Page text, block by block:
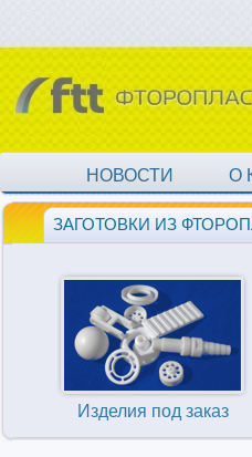
НОВОСТИ О
ЗАГОТОВКИ ИЗ
Изделия под заказ